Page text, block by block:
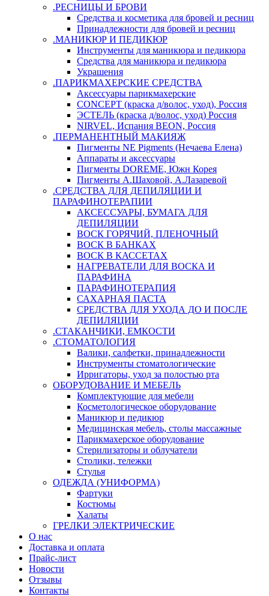
.РЕСНИЦЫ И БРОВИ
Средства и косметика для бровей и ресниц
Принадлежности для бровей и ресниц
.МАНИКЮР И ПЕДИКЮР
Инструменты для маникюра и педикюра
Средства для маникюра и педикюра
Украшения
.ПАРИКМАХЕРСКИЕ СРЕДСТВА
Аксессуары парикмахерские
CONCEPT (краска д/волос, уход), Россия
ЭСТЕЛЬ (краска д/волос, уход) Россия
NIRVEL, Испания BEON, Россия
.ПЕРМАНЕНТНЫЙ МАКИЯЖ
Пигменты NE Pigments (Нечаева Елена)
Аппараты и аксессуары
Пигменты DOREME, Южн Корея
Пигменты А.Шаховой, А.Лазаревой
.СРЕДСТВА ДЛЯ ДЕПИЛЯЦИИ И
ПАРАФИНОТЕРАПИИ
АКСЕССУАРЫ, БУМАГА ДЛЯ
ДЕПИЛЯЦИИ
ВОСК ГОРЯЧИЙ, ПЛЕНОЧНЫЙ
ВОСК В БАНКАХ
ВОСК В КАССЕТАХ
НАГРЕВАТЕЛИ ДЛЯ ВОСКА И
ПАРАФИНА
ПАРАФИНОТЕРАПИЯ
САХАРНАЯ ПАСТА
СРЕДСТВА ДЛЯ УХОДА ДО И ПОСЛЕ
ДЕПИЛЯЦИИ
.СТАКАНЧИКИ, ЕМКОСТИ
.СТОМАТОЛОГИЯ
Валики, салфетки, принадлежности
Инструменты стоматологические
Ирригаторы, уход за полостью рта
ОБОРУДОВАНИЕ И МЕБЕЛЬ
Комплектующие для мебели
Косметологическое оборудование
Маникюр и педикюр
Медицинская мебель, столы массажные
Парикмахерское оборудование
Стерилизаторы и облучатели
Столики, тележки
Стулья
ОДЕЖДА (УНИФОРМА)
Фартуки
Костюмы
Халаты
ГРЕЛКИ ЭЛЕКТРИЧЕСКИЕ
О нас
Доставка и оплата
Прайс-лист
Новости
Отзывы
Контакты